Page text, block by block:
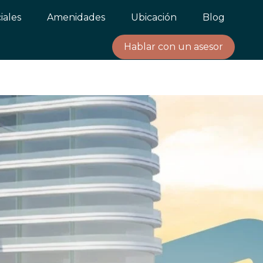
Amenidades Ubicación Blog
Hablar con un asesor